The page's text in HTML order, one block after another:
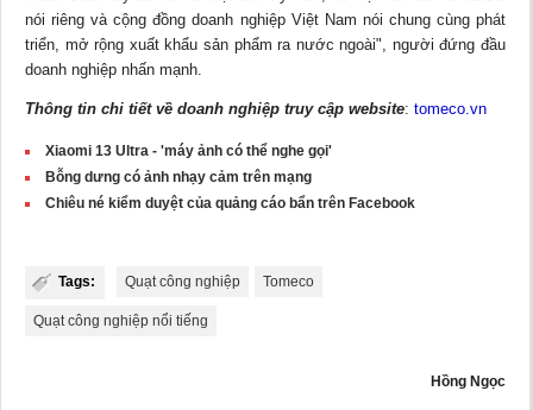
nói riêng và cộng đồng doanh nghiệp Việt Nam nói chung cùng phát
triển, mở rộng xuất khẩu sản phẩm ra nước ngoài", người đứng đầu
doanh nghiệp nhấn mạnh.
Thông tin chi tiết về doanh nghiệp truy cập website: tomeco.vn
Xiaomi 13 Ultra - 'máy ảnh có thể nghe gọi'
Bỗng dưng có ảnh nhạy cảm trên mạng
Chiêu né kiểm duyệt của quảng cáo bẩn trên Facebook
Tags: Quạt công nghiệp Tomeco
Quạt công nghiệp nổi tiếng
Hồng Ngọc